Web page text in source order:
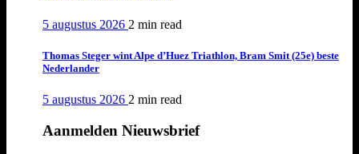
5 augustus 2026 2 min read
Thomas Steger wint Alpe d’Huez Triathlon, Bram Smit (25e) beste
Nederlander
5 augustus 2026 2 min read
Aanmelden Nieuwsbrief